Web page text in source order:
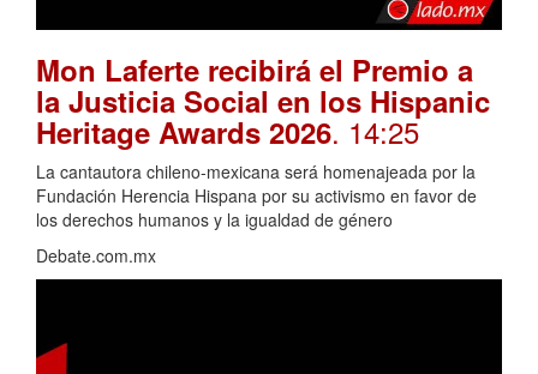
Mon Laferte recibirá el Premio a
la Justicia Social en los Hispanic
Heritage Awards 2026. 14:25
La cantautora chileno-mexicana será homenajeada por la
Fundación Herencia Hispana por su activismo en favor de
los derechos humanos y la igualdad de género
Debate.com.mx